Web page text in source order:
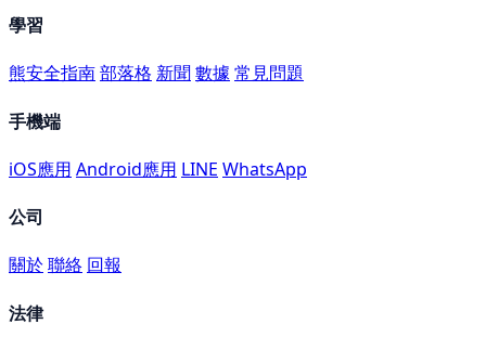
學習
熊安全指南部落格 新聞數據 常見問題
手機端
iOS應用 Android應用 LINE WhatsApp
公司
關於聯絡 回報
法律